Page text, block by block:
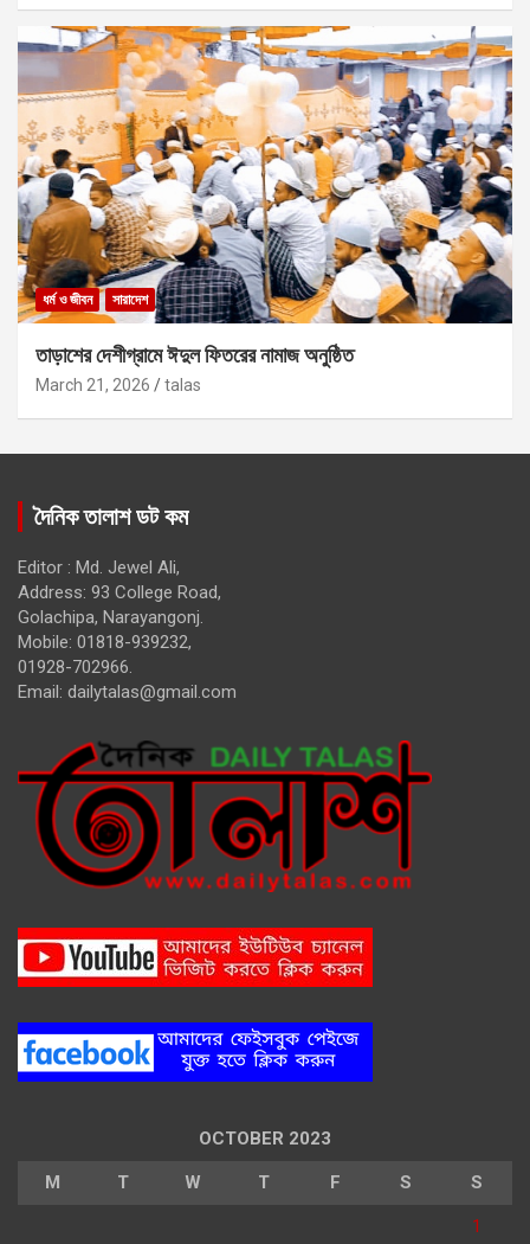
ধর্ম ও জীবন সারাদেশ
তাড়াশের দেশীগ্রামে ঈদুল ফিতরের নামাজ অনুষ্ঠিত
March 21, 2026 talas
দৈনিক তালাশ ডট কম
Editor : Md. Jewel Ali,
Address: 93 College Road,
Golachipa, Narayangonj.
Mobile: 01818-939232,
01928-702966.
Email: dailytalas@gmail.com
OCTOBER 2023
M T W T F S S
1